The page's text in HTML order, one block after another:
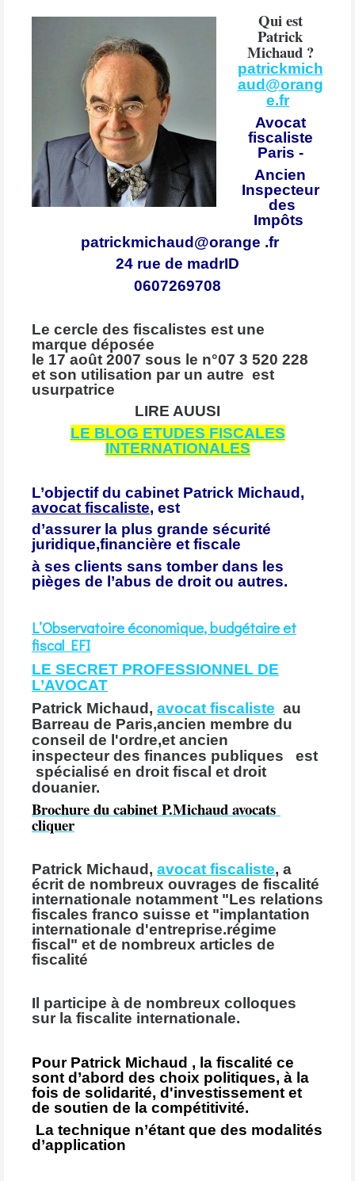
Qui est
Patrick
Michaud ?
patrickmich
aud@orang
e.fr
Avocat
fiscaliste
Paris -
Ancien
Inspecteur
des
Impôts
patrickmichaud@orange .fr
24 rue de madrID
0607269708
Le cercle des fiscalistes est une
marque déposée
le 17 août 2007 sous le n°07 3 520 228
et son utilisation par un autre est
usurpatrice
LIRE AUUSI
LE BLOG ETUDES FISCALES
INTERNATIONALES
L’objectif du cabinet Patrick Michaud,
avocat fiscaliste, est
d’assurer la plus grande sécurité
juridique,financière et fiscale
à ses clients sans tomber dans les
pièges de l’abus de droit ou autres.
L’Observatoire économique, budgétaire et
fiscal EFI
LE SECRET PROFESSIONNEL DE
L’AVOCAT
Patrick Michaud, avocat fiscaliste au
Barreau de Paris,ancien membre du
conseil de l'ordre,et ancien
inspecteur des finances publiques est
spécialisé en droit fiscal et droit
douanier.
Brochure du cabinet P.Michaudavocats
cliquer
Patrick Michaud, avocat fiscaliste, a
écrit de nombreux ouvrages de fiscalité
internationale notamment "Les relations
fiscales franco suisse et "implantation
internationale d'entreprise.régime
fiscal" et de nombreux articles de
fiscalité
Il participe à de nombreux colloques
sur la fiscalite internationale.
Pour Patrick Michaud , la fiscalité ce
sont d’abord des choix politiques, à la
fois de solidarité, d'investissement et
de soutien de la compétitivité.
La technique n’étant que des modalités
d’application